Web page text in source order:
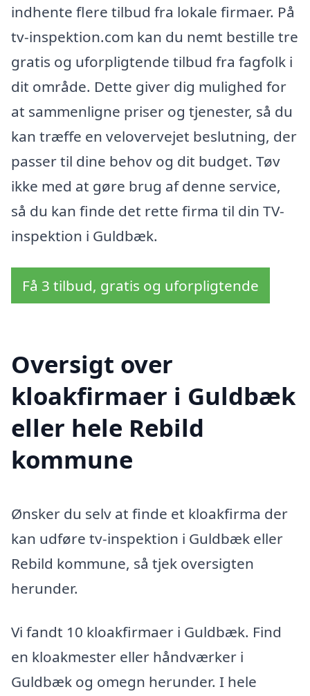
indhente flere tilbud fra lokale firmaer. På
tv-inspektion.com kan du nemt bestille tre
gratis og uforpligtende tilbud fra fagfolk i
dit område. Dette giver dig mulighed for
at sammenligne priser og tjenester, så du
kan træffe en velovervejet beslutning, der
passer til dine behov og dit budget. Tøv
ikke med at gøre brug af denne service,
så du kan finde det rette firma til din TV-
inspektion i Guldbæk.
Få 3 tilbud, gratis og uforpligtende
Oversigt over
kloakfirmaer i Guldbæk
eller hele Rebild
kommune
Ønsker du selv at finde et kloakfirma der
kan udføre tv-inspektion i Guldbæk eller
Rebild kommune, så tjek oversigten
herunder.
Vi fandt 10 kloakfirmaer i Guldbæk. Find
en kloakmester eller håndværker i
Guldbæk og omegn herunder. I hele